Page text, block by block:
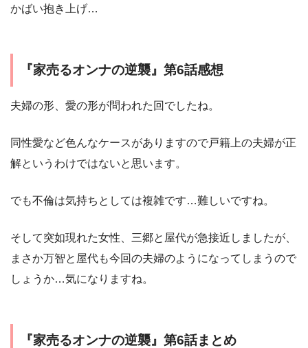
かばい抱き上げ…
『家売るオンナの逆襲』第6話感想
夫婦の形、愛の形が問われた回でしたね。
同性愛など色んなケースがありますので戸籍上の夫婦が正
解というわけではないと思います。
でも不倫は気持ちとしては複雑です…難しいですね。
そして突如現れた女性、三郷と屋代が急接近しましたが、
まさか万智と屋代も今回の夫婦のようになってしまうので
しょうか…気になりますね。
『家売るオンナの逆襲』第6話まとめ